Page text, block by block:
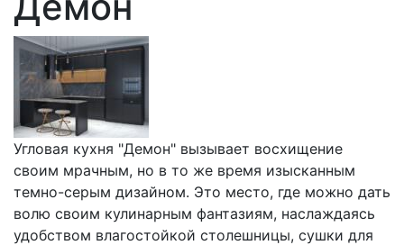
Угловая кухня "Демон" вызывает восхищение
своим мрачным, но в то же время изысканным
темно-серым дизайном. Это место, где можно дать
волю своим кулинарным фантазиям, наслаждаясь
удобством влагостойкой столешницы, сушки для